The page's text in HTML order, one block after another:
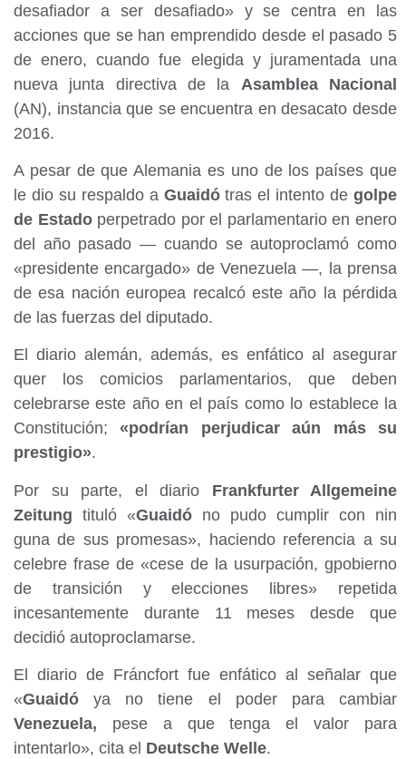
desafiador a ser desafiado» y se centra en las
acciones que se han emprendido desde el pasado 5
de enero, cuando fue elegida y juramentada una
nueva junta directiva de la Asamblea Nacional
(AN), instancia que se encuentra en desacato desde
2016.
A pesar de que Alemania es uno de los países que
le dio su respaldo a Guaidótras el intento de golpe
de Estadoperpetrado por el parlamentario en enero
del año pasado — cuando se autoproclamó como
«presidente encargado» de Venezuela —, la prensa
de esa nación europea recalcó este año la pérdida
de las fuerzas del diputado.
El diario alemán, además, es enfático al asegurar
quer los comicios parlamentarios, que deben
celebrarse este año en el país como lo establece la
Constitución; «podrían perjudicar aún más su
prestigio».
Por su parte, el diario Frankfurter Allgemeine
Zeitung tituló «Guaidó no pudo cumplir con nin
guna de sus promesas», haciendo referencia a su
celebre frase de «cese de la usurpación, gpobierno
de transición y elecciones libres» repetida
incesantemente durante 11 meses desde que
decidió autoproclamarse.
El diario de Fráncfort fue enfático al señalar que
«Guaidó ya no tiene el poder para cambiar
Venezuela, pese a que tenga el valor para
intentarlo», cita el Deutsche Welle.